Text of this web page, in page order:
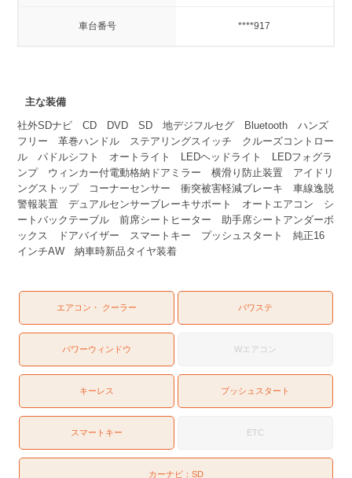
車台番号 ****917
主な装備
社外SDナビ CD DVD SD 地デジフルセグ Bluetooth ハンズ
フリー 革巻ハンドル ステアリングスイッチ クルーズコントロー
ル パドルシフト オートライト LEDヘッドライト LEDフォグラ
ンプ ウィンカー付電動格納ドアミラー 横滑り防止装置 アイドリ
ングストップ コーナーセンサー 衝突被害軽減ブレーキ 車線逸脱
警報装置 デュアルセンサーブレーキサポート オートエアコン シ
ートバックテーブル 前席シートヒーター 助手席シートアンダーボ
ックス ドアバイザー スマートキー プッシュスタート 純正16
インチAW 納車時新品タイヤ装着
エアコン・ クーラー パワステ
パワーウィンドウ Wエアコン
キーレス プッシュスタート
スマートキー ETC
カーナビ： SD